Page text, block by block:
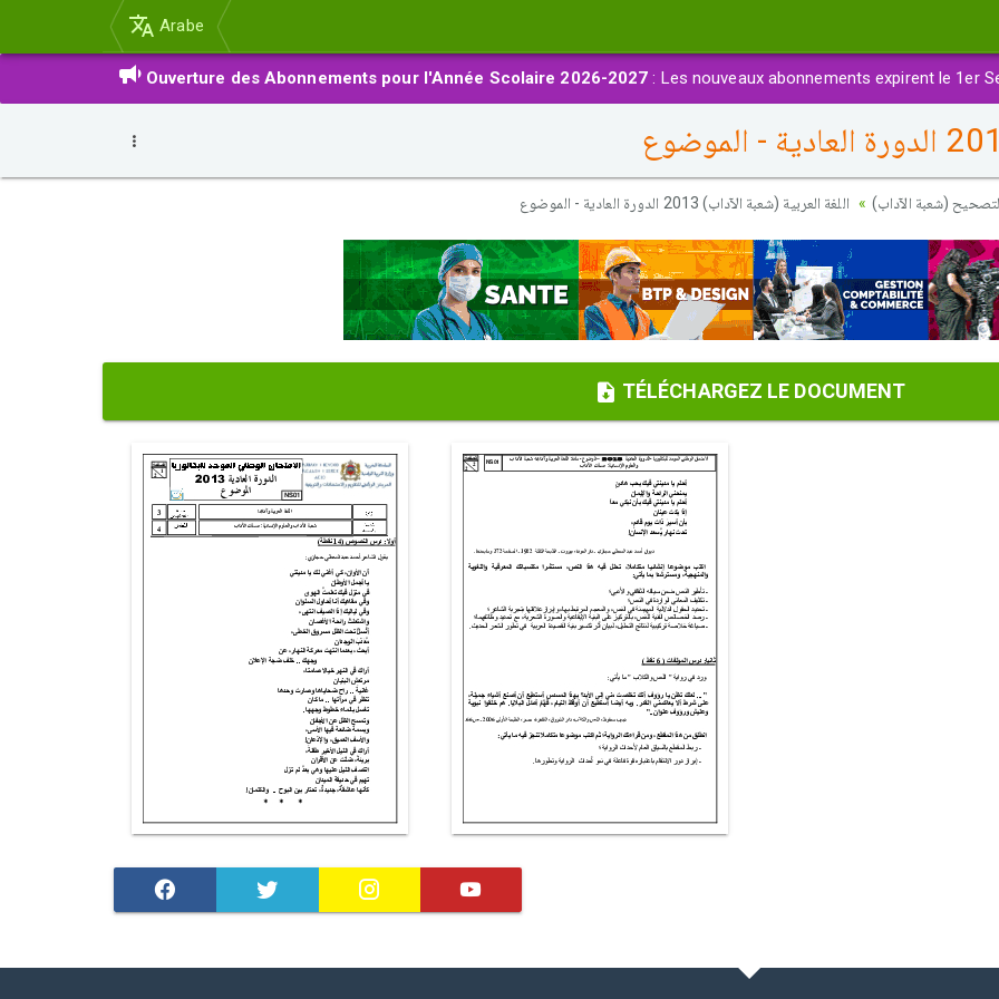
Arabe
Ouverture des Abonnements pour l'Année Scolaire 2026-2027 : Les nouveaux abonnements expirent le 1er
(شعبة الآداب) اللغة العربية (شعبة الآداب) 2013 الدورة العادية - الموضوع
TÉLÉCHARGEZ LE DOCUMENT